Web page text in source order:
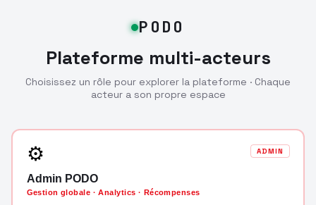
PODO
Plateforme multi-acteurs
Choisissez un rôle pour explorer la plateforme · Chaque
acteur a son propre espace
⚙ ADMIN
Admin PODO
Gestion globale · Analytics · Récompenses